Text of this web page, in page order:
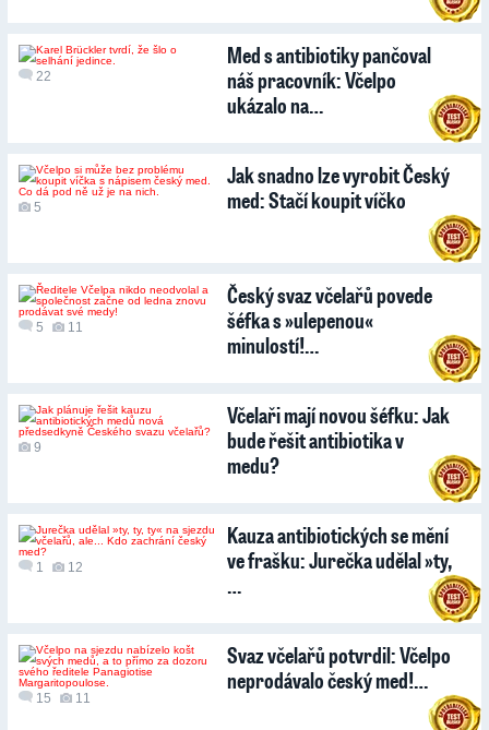
22
Med s antibiotiky pančoval
náš pracovník: Včelpo
ukázalo na…
5
Jak snadno lze vyrobit Český
med: Stačí koupit víčko
5 11
Český svaz včelařů povede
šéfka s »ulepenou«
minulostí!…
9
Včelaři mají novou šéfku: Jak
bude řešit antibiotika v
medu?
1 12
Kauza antibiotických se mění
ve frašku: Jurečka udělal »ty,
…
15 11
Svaz včelařů potvrdil: Včelpo
neprodávalo český med!…